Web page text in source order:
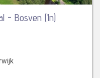
- Bosven (1n)